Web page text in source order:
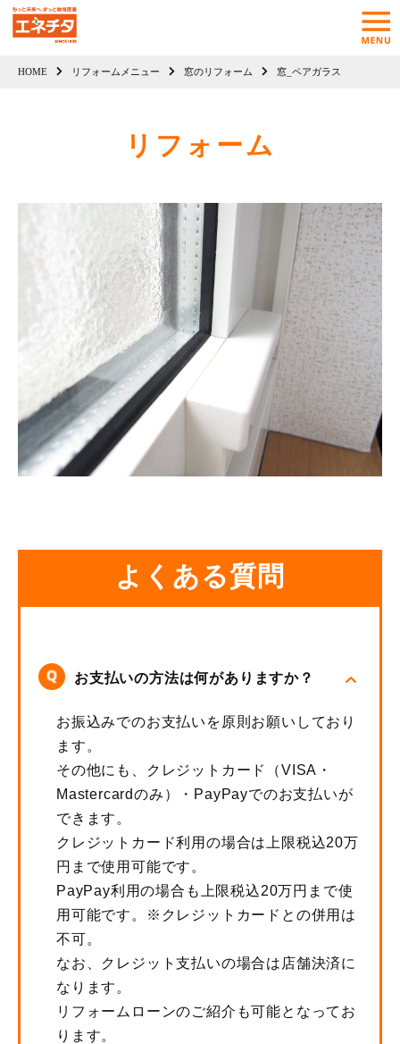
HOME リフォームメニュー 窓のリフォーム 窓_ペアガラス
リフォーム
よくある質問
お支払いの方法は何がありますか？
お振込みでのお支払いを原則お願いしており
ます。
その他にも、クレジットカード（VISA・
Mastercardのみ）・PayPayでのお支払いが
できます。
クレジットカード利用の場合は上限税込20万
円まで使用可能です。
PayPay利用の場合も上限税込20万円まで使
用可能です。※クレジットカードとの併用は
不可。
なお、クレジット支払いの場合は店舗決済に
なります。
リフォームローンのご紹介も可能となってお
ります。